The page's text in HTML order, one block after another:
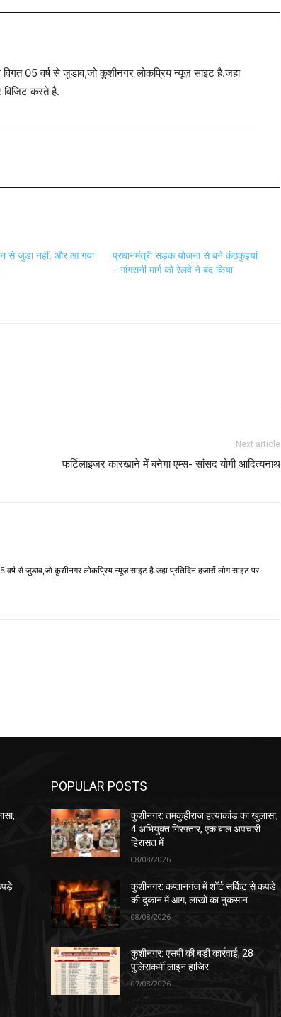
05 वर्ष से जुडाव,जो कुशीनगर लोकप्रिय न्यूज़ साइट है.जहा
विजिट करते है.
से जुड़ा नहीं, और आ गया
प्रधानमंत्री सड़क योजना से बने कंठकुइयां
– गांगरानी मार्ग को रेलवे ने बंद किया
Next article
फर्टिलाइजर कारखाने में बनेगा एम्स- सांसद योगी आदित्यनाथ
से जुडाव,जो कुशीनगर लोकप्रिय न्यूज़ साइट है.जहा प्रतिदिन हजारों लोग साइट पर
POPULAR POSTS
कुशीनगर: तमकुहीराज हत्याकांड का खुलासा,
4 अभियुक्त गिरफ्तार, एक बाल अपचारी
हिरासत में
08/08/2026
कुशीनगर: कप्तानगंज में शॉर्ट सर्किट से कपड़े
की दुकान में आग, लाखों का नुकसान
08/08/2026
कुशीनगर: एसपी की बड़ी कार्रवाई, 28
पुलिसकर्मी लाइन हाजिर
07/08/2026